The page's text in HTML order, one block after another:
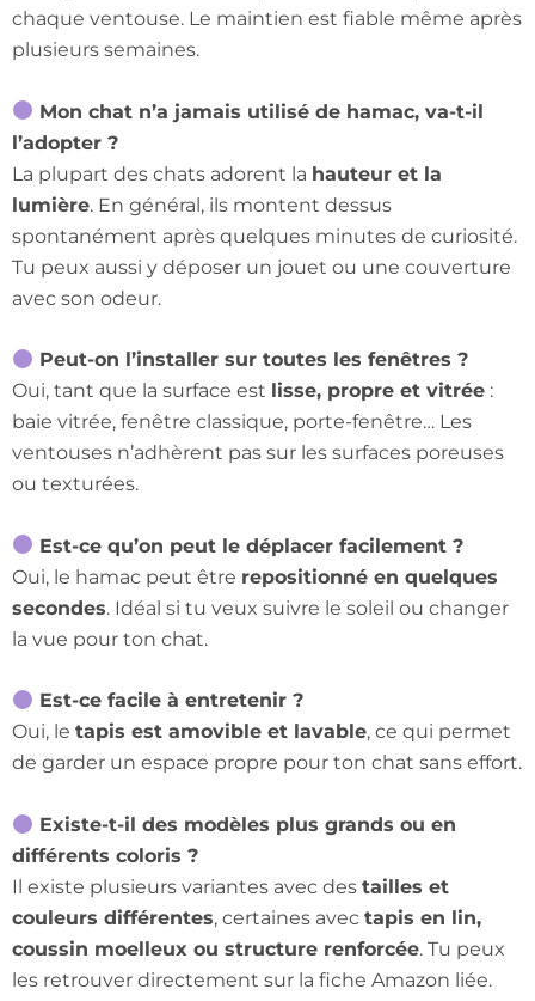
chaque ventouse. Le maintien est fiable même après
plusieurs semaines.
Mon chat n’a jamais utilisé de hamac, va-t-il
l’adopter ?
La plupart des chats adorent la hauteur et la
lumière. En général, ils montent dessus
spontanément après quelques minutes de curiosité.
Tu peux aussi y déposer un jouet ou une couverture
avec son odeur.
Peut-on l’installer sur toutes les fenêtres ?
Oui, tant que la surface est lisse, propre et vitrée :
baie vitrée, fenêtre classique, porte-fenêtre… Les
ventouses n’adhèrent pas sur les surfaces poreuses
ou texturées.
Est-ce qu’on peut le déplacer facilement ?
Oui, le hamac peut être repositionné en quelques
secondes. Idéal si tu veux suivre le soleil ou changer
la vue pour ton chat.
Est-ce facile à entretenir ?
Oui, le tapis est amovible et lavable, ce qui permet
de garder un espace propre pour ton chat sans effort.
Existe-t-il des modèles plus grands ou en
différents coloris ?
Il existe plusieurs variantes avec des tailles et
couleurs différentes, certaines avec tapis en lin,
coussin moelleux ou structure renforcée. Tu peux
les retrouver directement sur la fiche Amazon liée.